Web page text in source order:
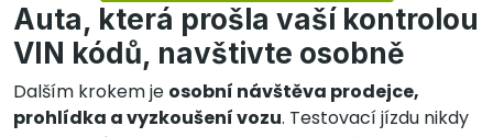
Auta, která prošla vaší kontrolou
VIN kódů, navštivte osobně
Dalším krokem je osobní návštěva prodejce,
prohlídka a vyzkoušení vozu. Testovací jízdu nikdy